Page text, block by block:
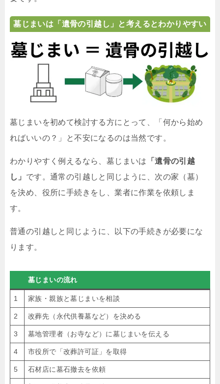
墓じまいは「遺骨の引越し」と考えるとわかりやすい
墓じまいを初めて検討する方にとって、「何から始め
ればいいの？」と不安になるのは当然です。
わかりやすく例えるなら、墓じまいは
「遺骨の引越
し」 です。通常の引越しと同じように、次の家（墓）
を決め、役所に手続きをし、業者に作業を依頼しま
す。
普通の引越しと同じように、以下の手続きが必要にな
ります。
墓じまいの流れ
1 家族・親族と墓じまいを相談
2 改葬先（永代供養墓など）を決める
3 墓地管理者（お寺など）に墓じまいを伝える
4 市役所で「改葬許可証」を取得
5 石材店に墓石撤去を依頼